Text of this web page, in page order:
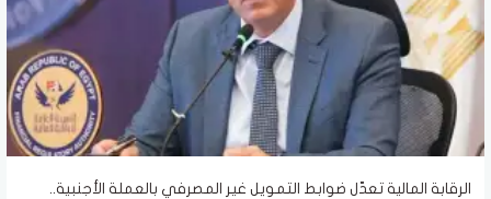
الرقابة المالية تعدّل ضوابط التمويل غير المصرفي بالعملة الأجنبية..